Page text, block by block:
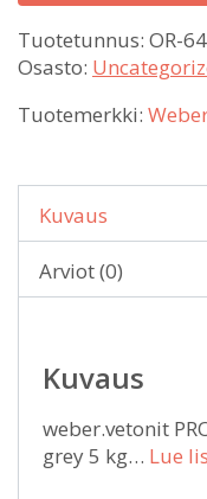
Tuotetunnus: OR-
Osasto:
Tuotemerkki:
Kuvaus
Arviot (0)
Kuvaus
weber.vetonit
grey 5 kg… Lue